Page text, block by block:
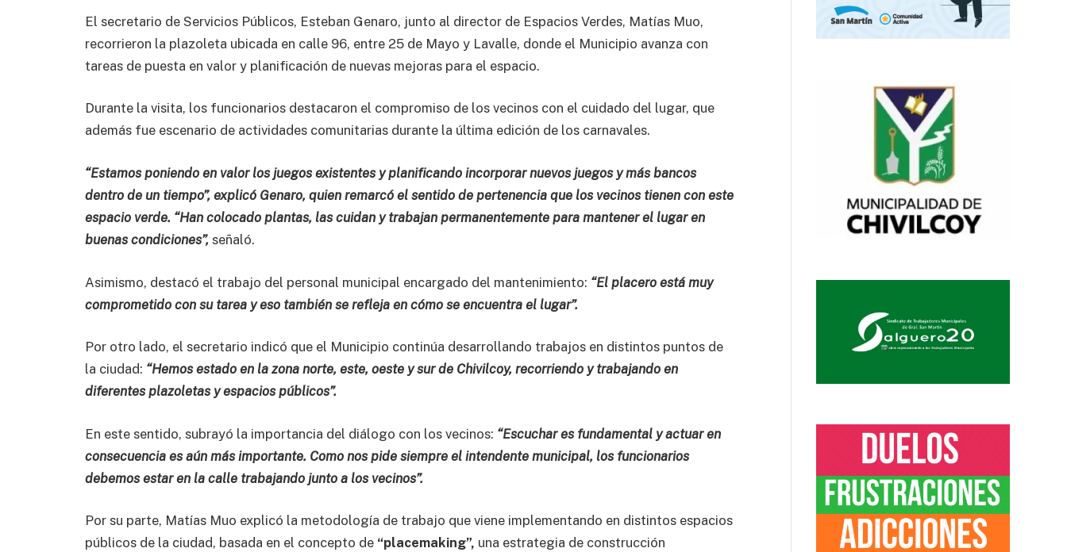
El secretario de Servicios Públicos, Esteban Genaro, junto al director de Espacios Verdes, Matías Muo,
recorrieron la plazoleta ubicada en calle 96, entre 25 de Mayo y Lavalle, donde el Municipio avanza con
tareas de puesta en valor y planificación de nuevas mejoras para el espacio.
Durante la visita, los funcionarios destacaron el compromiso de los vecinos con el cuidado del lugar, que
además fue escenario de actividades comunitarias durante la última edición de los carnavales.
“Estamos poniendo en valor los juegos existentes y planificando incorporar nuevos juegos y más bancos
dentro de un tiempo”, explicó Genaro, quien remarcó el sentido de pertenencia que los vecinos tienen con este
espacio verde. “Han colocado plantas, las cuidan y trabajan permanentemente para mantener el lugar en
buenas condiciones”,señaló.
Asimismo, destacó el trabajo del personal municipal encargado del mantenimiento: “El placero está muy
comprometido con su tarea y eso también se refleja en cómo se encuentra el lugar”.
Por otro lado, el secretario indicó que el Municipio continúa desarrollando trabajos en distintos puntos de
la ciudad: “Hemos estado en la zona norte, este, oeste y sur de Chivilcoy, recorriendo y trabajando en
diferentes plazoletas y espacios públicos”.
En este sentido, subrayó la importancia del diálogo con los vecinos: “Escuchar es fundamental y actuar en
consecuencia es aún más importante. Como nos pide siempre el intendente municipal, los funcionarios
debemos estar en la calle trabajando junto a los vecinos”.
Por su parte, Matías Muo explicó la metodología de trabajo que viene implementando en distintos espacios
públicos de la ciudad, basada en el concepto de “placemaking”, una estrategia de construcción